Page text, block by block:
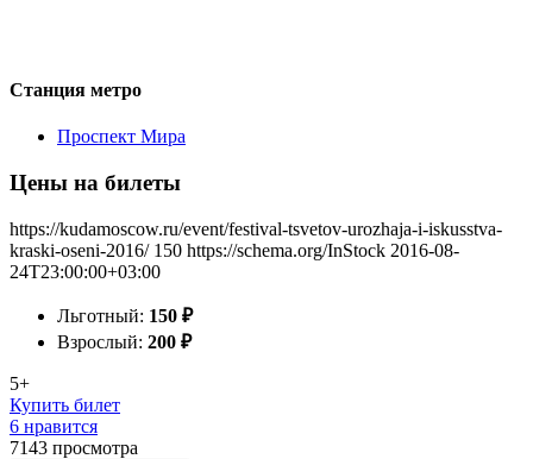
Станция метро
Проспект Мира
Цены на билеты
https://kudamoscow.ru/event/festival-tsvetov-urozhaja-i-iskusstva-
kraski-oseni-2016/ 150 https://schema.org/InStock 2016-08-
24T23:00:00+03:00
Льготный: 150 ₽
Взрослый: 200 ₽
5+
Купить билет
6 нравится
7143 просмотра